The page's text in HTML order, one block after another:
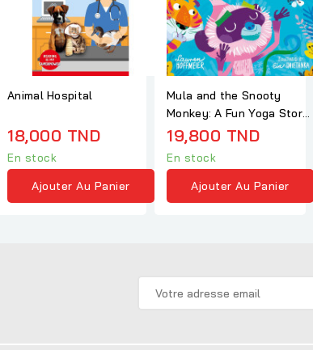
Animal Hospital
18,000 TND
En stock
Ajouter Au Panier
Mula and the Snooty
Monkey: A Fun Yoga Story
(Mula and...
19,800 TND
En stock
Ajouter Au Panier